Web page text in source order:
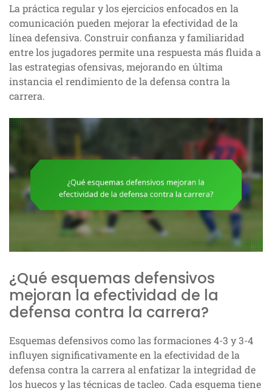
La práctica regular y los ejercicios enfocados en la
comunicación pueden mejorar la efectividad de la
línea defensiva. Construir confianza y familiaridad
entre los jugadores permite una respuesta más fluida a
las estrategias ofensivas, mejorando en última
instancia el rendimiento de la defensa contra la
carrera.
¿Qué esquemas defensivos
mejoran la efectividad de la
defensa contra la carrera?
Esquemas defensivos como las formaciones 4-3 y 3-4
influyen significativamente en la efectividad de la
defensa contra la carrera al enfatizar la integridad de
los huecos y las técnicas de tacleo. Cada esquema tiene